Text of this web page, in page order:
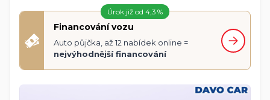
Úrok již od 4,3 %
Financování vozu
Auto půjčka, až 12 nabídek online =
nejvýhodnější financování